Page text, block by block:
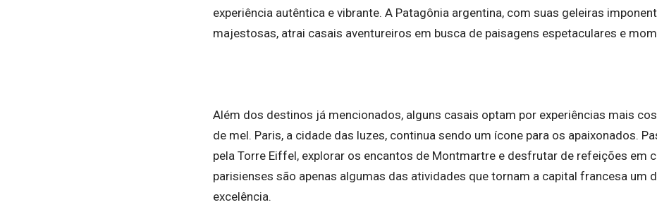
experiência autêntica e vibrante. A Patagônia argentina, com suas geleiras
majestosas, atrai casais aventureiros em busca de paisagens espetaculares e
Além dos destinos já mencionados, alguns casais optam por experiências mais
de mel. Paris, a cidade das luzes, continua sendo um ícone para os apaixonados.
pela Torre Eiffel, explorar os encantos de Montmartre e desfrutar de refeições em
parisienses são apenas algumas das atividades que tornam a capital francesa um
excelência.